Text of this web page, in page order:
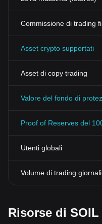
Commissione di trading
Asset crypto supportati
Asset di copy trading
Valore del fondo di
Proof of Reserves del
Utenti globali
Volume di trading
Risorse di SOIL